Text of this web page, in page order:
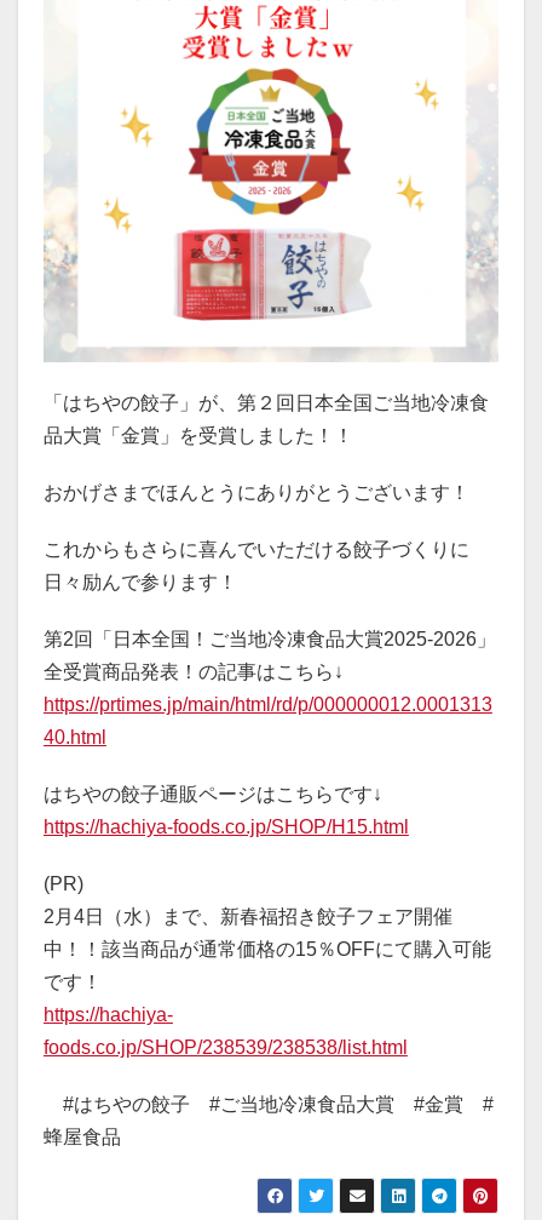
「はちやの餃子」が、第２回日本全国ご当地冷凍食
品大賞「金賞」を受賞しました！！
おかげさまでほんとうにありがとうございます！
これからもさらに喜んでいただける餃子づくりに
日々励んで参ります！
第2回「日本全国！ご当地冷凍食品大賞2025-2026」
全受賞商品発表！の記事はこちら↓
https://prtimes.jp/main/html/rd/p/000000012.0001313
40.html
はちやの餃子通販ページはこちらです↓
https://hachiya-foods.co.jp/SHOP/H15.html
(PR)
2月4日（水）まで、新春福招き餃子フェア開催
中！！該当商品が通常価格の15％OFFにて購入可能
です！
https://hachiya-
foods.co.jp/SHOP/238539/238538/list.html
#はちやの餃子 #ご当地冷凍食品大賞 #金賞 #
蜂屋食品